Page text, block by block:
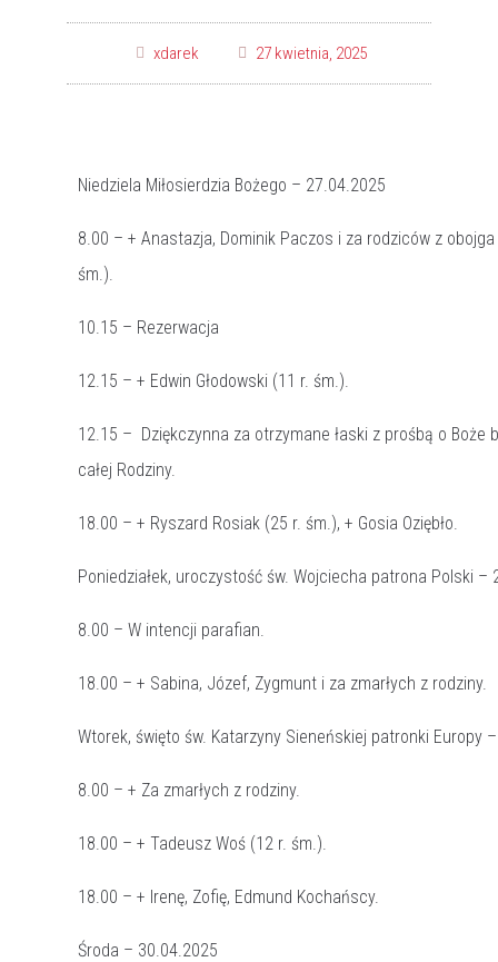
xdarek 27 kwietnia, 2025
Niedziela Miłosierdzia Bożego – 27.04.2025
8.00 – + Anastazja, Dominik Paczos i za rodziców z
śm.).
10.15 – Rezerwacja
12.15 – + Edwin Głodowski (11 r. śm.).
12.15 – Dziękczynna za otrzymane łaski z prośbą o Boże
całej Rodziny.
18.00 – + Ryszard Rosiak (25 r. śm.), + Gosia Oziębło.
Poniedziałek, uroczystość św. Wojciecha patrona Polski –
8.00 – W intencji parafian.
18.00 – + Sabina, Józef, Zygmunt i za zmarłych z rodziny.
Wtorek, święto św. Katarzyny Sieneńskiej patronki Europy
8.00 – + Za zmarłych z rodziny.
18.00 – + Tadeusz Woś (12 r. śm.).
18.00 – + Irenę, Zofię, Edmund Kochańscy.
Środa – 30.04.2025